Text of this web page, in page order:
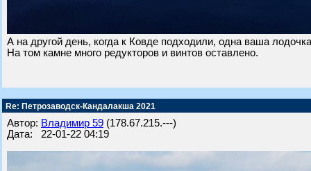
А на другой день, когда к Ковде подходили, одна ваша
На том камне много редукторов и винтов оставлено.
Re: Петрозаводск-Кандалакша 2021
Автор: Владимир 59 (178.67.215.---)
Дата: 22-01-22 04:19